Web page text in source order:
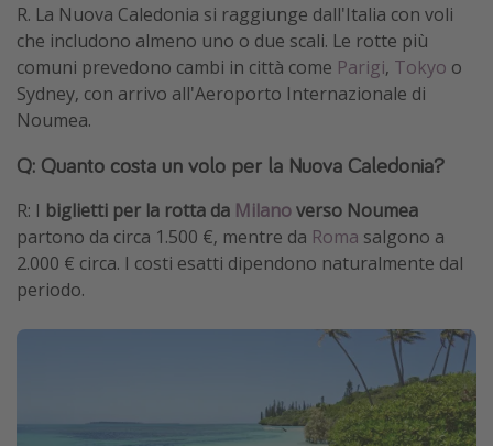
R. La Nuova Caledonia si raggiunge dall'Italia con voli
che includono almeno uno o due scali. Le rotte più
comuni prevedono cambi in città come Parigi, Tokyo o
Sydney, con arrivo all'Aeroporto Internazionale di
Noumea.
Q: Quanto costa un volo per la Nuova Caledonia?
R: I biglietti per la rotta da Milanoverso Noumea
partono da circa 1.500 €, mentre da Roma salgono a
2.000 € circa. I costi esatti dipendono naturalmente dal
periodo.